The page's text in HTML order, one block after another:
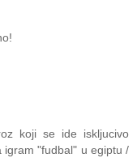
koji se ide iskljucivo
igram "fudbal" u egiptu /